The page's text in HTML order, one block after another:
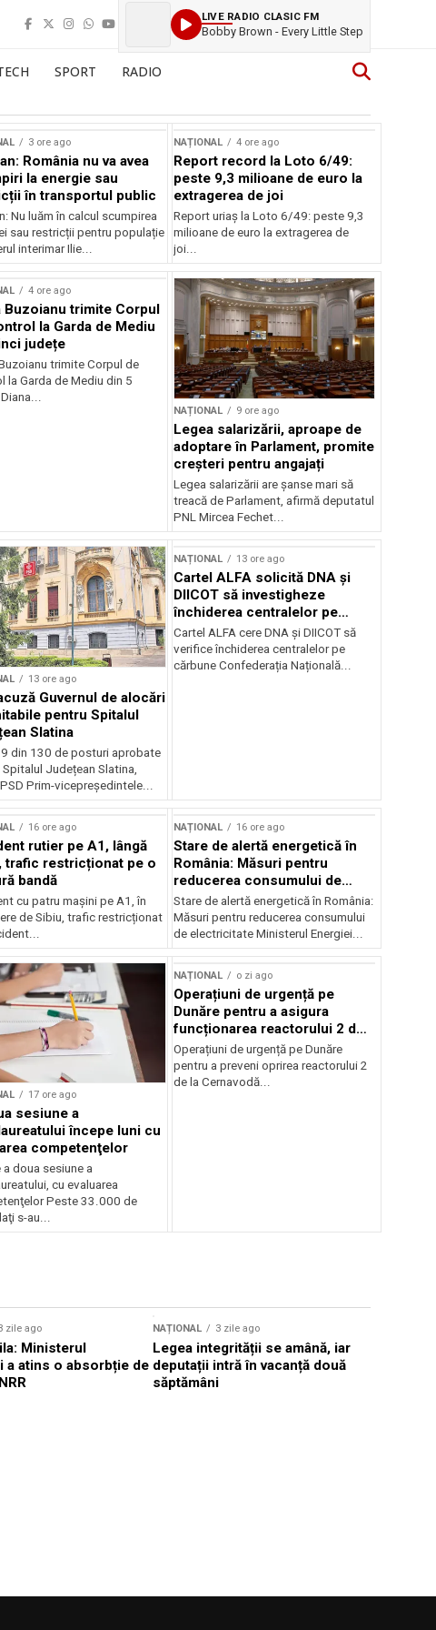
LIVE RADIO CLASIC FM
Bobby Brown - Every Little Step
SPORT RADIO
3 ore ago
România nu va avea
la energie sau
în transportul public
Nu luăm în calcul scumpirea
sau restricții pentru populație
interimar Ilie...
NAȚIONAL 4 ore ago
Report record la Loto 6/49:
peste 9,3 milioane de euro la
extragerea de joi
Report uriaș la Loto 6/49: peste 9,3
milioane de euro la extragerea de
joi...
4 ore ago
Buzoianu trimite Corpul
la Garda de Mediu
județe
trimite Corpul de
la Garda de Mediu din 5
NAȚIONAL 9 ore ago
Legea salarizării, aproape de
adoptare în Parlament, promite
creșteri pentru angajați
Legea salarizării are șanse mari să
treacă de Parlament, afirmă deputatul
PNL Mircea Fechet...
13 ore ago
Guvernul de alocări
pentru Spitalul
Slatina
din 130 de posturi aprobate
Județean Slatina,
Prim-vicepreședintele...
NAȚIONAL 13 ore ago
Cartel ALFA solicită DNA și
DIICOT să investigheze
închiderea centralelor pe
cărbune
Cartel ALFA cere DNA și DIICOT să
verifice închiderea centralelor pe
cărbune Confederația Națională...
16 ore ago
rutier pe A1, lângă
trafic restricționat pe o
bandă
cu patru mașini pe A1, în
de Sibiu, trafic restricționat
NAȚIONAL 16 ore ago
Stare de alertă energetică în
România: Măsuri pentru
reducerea consumului de
electricitate
Stare de alertă energetică în România:
Măsuri pentru reducerea consumului
de electricitate Ministerul Energiei...
17 ore ago
sesiune a
începe luni cu
competenţelor
a doua sesiune a
cu evaluarea
Peste 33.000 de
s-au...
NAȚIONAL o zi ago
Operațiuni de urgență pe
Dunăre pentru a asigura
funcționarea reactorului 2 de
la Cernavodă
Operațiuni de urgență pe Dunăre
pentru a preveni oprirea reactorului 2
de la Cernavodă...
zile ago
Ministerul
a atins o absorbție de
NAȚIONAL 3 zile ago
Legea integrității se amână, iar
deputații intră în vacanță două
săptămâni